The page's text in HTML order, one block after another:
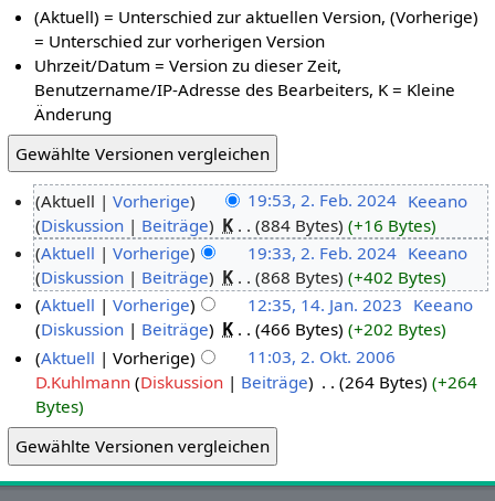
(Aktuell) = Unterschied zur aktuellen Version, (Vorherige)
= Unterschied zur vorherigen Version
Uhrzeit/Datum = Version zu dieser Zeit,
Benutzername/IP-Adresse des Bearbeiters, K = Kleine
Änderung
Aktuell Vorherige 19:53, 2. Feb. 2024‎ Keeano
Diskussion
Beiträge K 884 Bytes
+16 Bytes
Aktuell
Vorherige 19:33, 2. Feb. 2024‎ Keeano
Diskussion
Beiträge K 868 Bytes
+402 Bytes
Aktuell
Vorherige 12:35, 14. Jan. 2023 Keeano
Diskussion
Beiträge K 466 Bytes
+202 Bytes
Aktuell
Vorherige
11:03, 2. Okt. 2006
D.Kuhlmann Diskussion Beiträge 264 Bytes
+264
Bytes